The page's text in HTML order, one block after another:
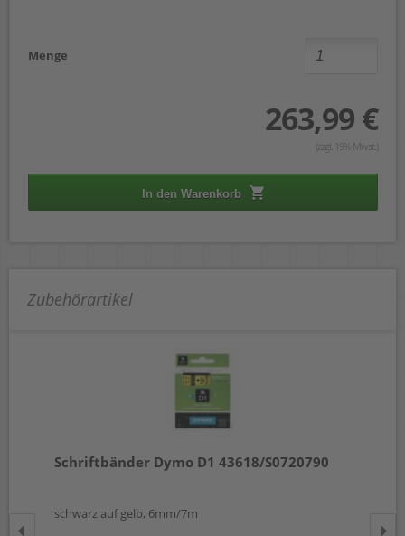
Menge
263,99 €
(zzgl. 19% Mwst.)
In den Warenkorb
Zubehörartikel
Schriftbänder Dymo D1 43618/S0720790
schwarz auf gelb, 6mm/7m